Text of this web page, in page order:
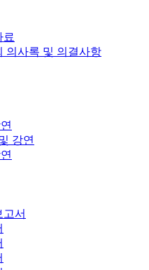
료
의사록 및 의결사항
강연
서